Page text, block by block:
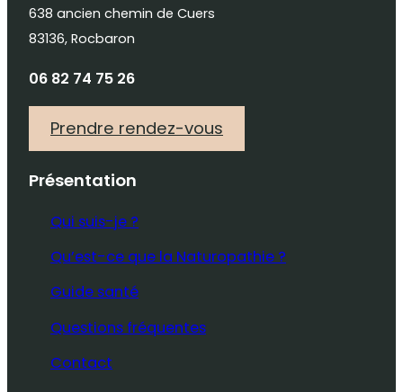
638 ancien chemin de Cuers
83136, Rocbaron
06 82 74 75 26
Prendre rendez-vous
Présentation
Qui suis-je ?
Qu’est-ce que la Naturopathie ?
Guide santé
Questions fréquentes
Contact